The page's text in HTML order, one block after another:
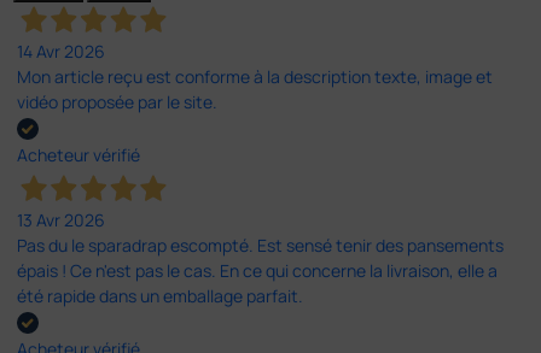
14 Avr 2026
Mon article reçu est conforme à la description texte, image et
vidéo proposée par le site.
Acheteur vérifié
13 Avr 2026
Pas du le sparadrap escompté. Est sensé tenir des pansements
épais ! Ce n'est pas le cas. En ce qui concerne la livraison, elle a
été rapide dans un emballage parfait.